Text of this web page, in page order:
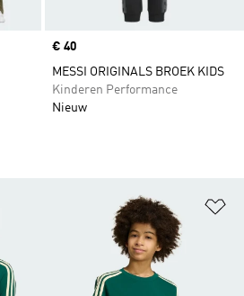
Price
€ 40
MESSI ORIGINALS BROEK KIDS
Kinderen Performance
Nieuw